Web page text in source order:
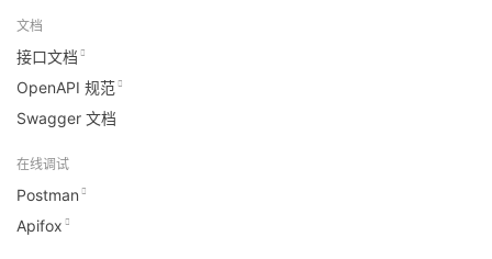
文档
接口文档
OpenAPI 规范
Swagger 文档
在线调试
Postman
Apifox